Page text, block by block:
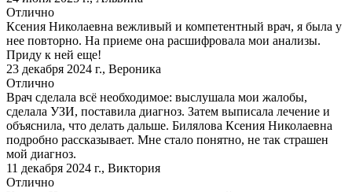
Отлично
Ксения Николаевна вежливый и компетентный врач, я была у
нее повторно. На приеме она расшифровала мои анализы.
Приду к ней еще!
23 декабря 2024 г., Вероника
Отлично
Врач сделала всё необходимое: выслушала мои жалобы,
сделала УЗИ, поставила диагноз. Затем выписала лечение и
объяснила, что делать дальше. Билялова Ксения Николаевна
подробно рассказывает. Мне стало понятно, не так страшен
мой диагноз.
11 декабря 2024 г., Виктория
Отлично